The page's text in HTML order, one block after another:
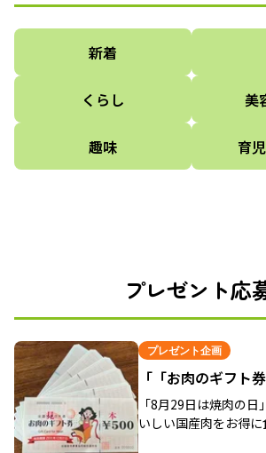
新着
くらし 美
趣味 育
プレゼント応
プレゼント企画
「「お肉のギフト
「8月29日は焼肉の
いしい国産肉をお得に